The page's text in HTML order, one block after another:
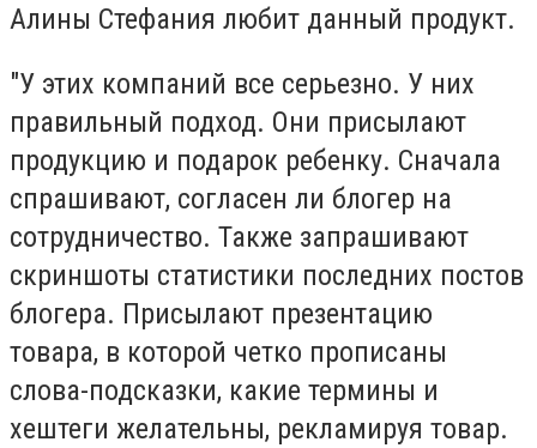
Алины Стефания любит данный продукт.
"У этих компаний все серьезно. У них
правильный подход. Они присылают
продукцию и подарок ребенку. Сначала
спрашивают, согласен ли блогер на
сотрудничество. Также запрашивают
скриншоты статистики последних постов
блогера. Присылают презентацию
товара, в которой четко прописаны
слова-подсказки, какие термины и
хештеги желательны, рекламируя товар.